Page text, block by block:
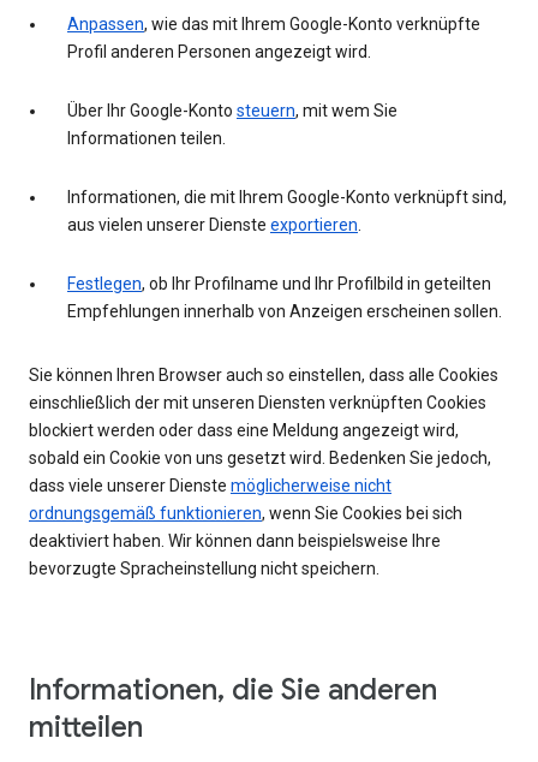
Anpassen, wie das mit Ihrem Google-Konto verknüpfte
Profil anderen Personen angezeigt wird.
Über Ihr Google-Konto steuern, mit wem Sie
Informationen teilen.
Informationen, die mit Ihrem Google-Konto verknüpft sind,
aus vielen unserer Dienste exportieren.
Festlegen, ob Ihr Profilname und Ihr Profilbild in geteilten
Empfehlungen innerhalb von Anzeigen erscheinen sollen.
Sie können Ihren Browser auch so einstellen, dass alle Cookies
einschließlich der mit unseren Diensten verknüpften Cookies
blockiert werden oder dass eine Meldung angezeigt wird,
sobald ein Cookie von uns gesetzt wird. Bedenken Sie jedoch,
dass viele unserer Dienste möglicherweise nicht
ordnungsgemäß funktionieren, wenn Sie Cookies bei sich
deaktiviert haben. Wir können dann beispielsweise Ihre
bevorzugte Spracheinstellung nicht speichern.
Informationen, die Sie anderen
mitteilen